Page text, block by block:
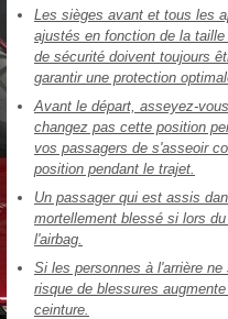
Les sièges avant et tous les
ajustés en fonction de la
de sécurité doivent toujours
garantir une protection
Avant le départ, asseyez-
changez pas cette position
vos passagers de s'asseoir
position pendant le trajet.
Un passager qui est assis
mortellement blessé si lors
l'airbag.
Si les personnes à l'arrière
risque de blessures
ceinture.